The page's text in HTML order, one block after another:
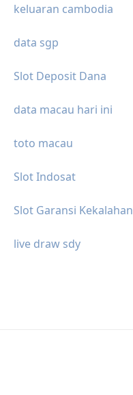
keluaran cambodia
data sgp
Slot Deposit Dana
data macau hari ini
toto macau
Slot Indosat
Slot Garansi Kekalahan
live draw sdy